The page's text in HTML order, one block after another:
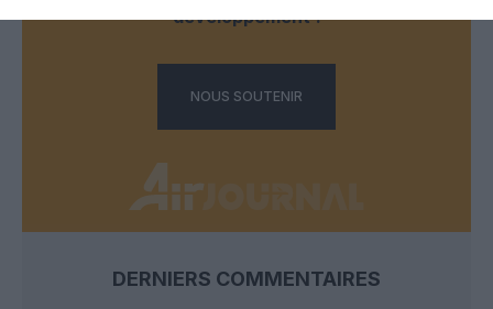
développement !
NOUS SOUTENIR
DERNIERS COMMENTAIRES